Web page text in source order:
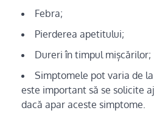
Febra;
Pierderea apetitului;
Dureri în timpul mișcărilor;
Simptomele pot varia de
este important să se solicite
dacă apar aceste simptome.